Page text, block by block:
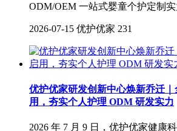
ODM/OEM 一站式婴童个护定制实
2026-07-15 优护优家 231
优护优家研发创新中心焕新乔迁
用，夯实个人护理 ODM 研发实力
2026 年 7 月 9 日，优护优家健康